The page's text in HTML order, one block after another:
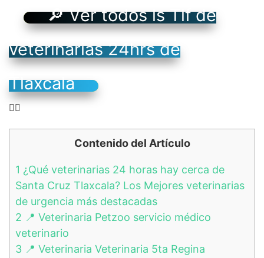
🔎 Ver todos ls Tlf de
veterinarias 24hrs de
Tlaxcala
👉🏻
Contenido del Artículo
1 ¿Qué veterinarias 24 horas hay cerca de
Santa Cruz Tlaxcala? Los Mejores veterinarias
de urgencia más destacadas
2 📍 Veterinaria Petzoo servicio médico
veterinario
3 📍 Veterinaria Veterinaria 5ta Regina